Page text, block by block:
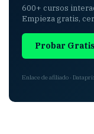
600+ cursos
Empieza gratis,
Probar
Enlace de afiliado ·